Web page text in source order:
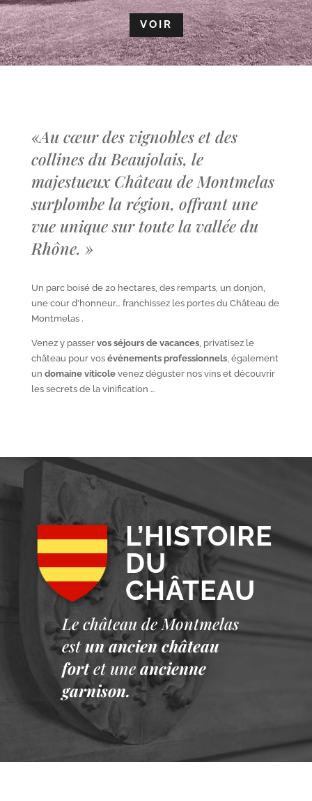
VOIR
«Au cœur des vignobles et des
collines du Beaujolais, le
majestueux Château de Montmelas
surplombe la région, offrant une
vue unique sur toute la vallée du
Rhône. »
Un parc boisé de 20 hectares, des remparts, un donjon,
une cour d’honneur… franchissez les portes du Château de
Montmelas .
Venez y passer vos séjours de vacances, privatisez le
château pour vos événements professionnels, également
un domaine viticolevenez déguster nos vins et découvrir
les secrets de la vinification …
L’HISTOIRE
DU
CHÂTEAU
Le château de Montmelas
est un ancien château
fort et une ancienne
garnison.